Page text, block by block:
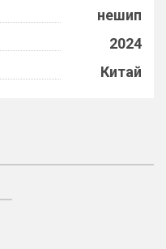
нешип
2024
Китай